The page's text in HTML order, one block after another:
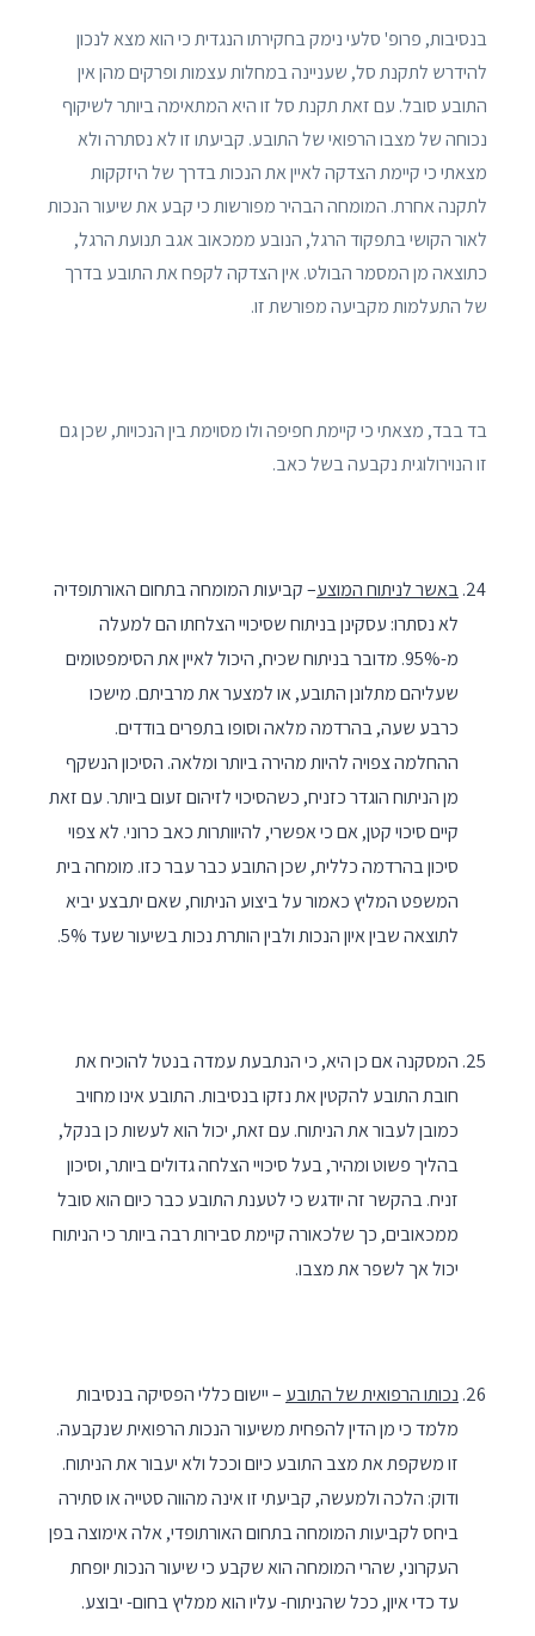
בנסיבות, פרופ' סלעי נימק בחקירתו הנגדית כי הוא מצא לנכון
להידרש לתקנת סל, שעניינה במחלות עצמות ופרקים מהן אין
התובע סובל. עם זאת תקנת סל זו היא המתאימה ביותר לשיקוף
נכוחה של מצבו הרפואי של התובע. קביעתו זו לא נסתרה ולא
מצאתי כי קיימת הצדקה לאיין את הנכות בדרך של היזקקות
לתקנה אחרת. המומחה הבהיר מפורשות כי קבע את שיעור הנכות
לאור הקושי בתפקוד הרגל, הנובע ממכאוב אגב תנועת הרגל,
כתוצאה מן המסמר הבולט. אין הצדקה לקפח את התובע בדרך
של התעלמות מקביעה מפורשת זו.
בד בבד, מצאתי כי קיימת חפיפה ולו מסוימת בין הנכויות, שכן גם
זו הנוירולוגית נקבעה בשל כאב.
באשר לניתוח המוצע– קביעות המומחה בתחום האורתופדיה
לא נסתרו: עסקינן בניתוח שסיכויי הצלחתו הם למעלה
מ-95%. מדובר בניתוח שכיח, היכול לאיין את הסימפטומים
שעליהם מתלונן התובע, או למצער את מרביתם. מישכו
כרבע שעה, בהרדמה מלאה וסופו בתפרים בודדים.
ההחלמה צפויה להיות מהירה ביותר ומלאה. הסיכון הנשקף
מן הניתוח הוגדר כזניח, כשהסיכוי לזיהום זעום ביותר. עם זאת
קיים סיכוי קטן, אם כי אפשרי, להיוותרות כאב כרוני. לא צפוי
סיכון בהרדמה כללית, שכן התובע כבר עבר כזו. מומחה בית
המשפט המליץ כאמור על ביצוע הניתוח, שאם יתבצע יביא
לתוצאה שבין איון הנכות ולבין הותרת נכות בשיעור שעד 5%.
המסקנה אם כן היא, כי הנתבעת עמדה בנטל להוכיח את
חובת התובע להקטין את נזקו בנסיבות. התובע אינו מחויב
כמובן לעבור את הניתוח. עם זאת, יכול הוא לעשות כן בנקל,
בהליך פשוט ומהיר, בעל סיכויי הצלחה גדולים ביותר, וסיכון
זניח. בהקשר זה יודגש כי לטענת התובע כבר כיום הוא סובל
ממכאובים, כך שלכאורה קיימת סבירות רבה ביותר כי הניתוח
יכול אך לשפר את מצבו.
נכותו הרפואית של התובע – יישום כללי הפסיקה בנסיבות
מלמד כי מן הדין להפחית משיעור הנכות הרפואית שנקבעה.
זו משקפת את מצב התובע כיום וככל ולא יעבור את הניתוח.
ודוק: הלכה ולמעשה, קביעתי זו אינה מהווה סטייה או סתירה
ביחס לקביעות המומחה בתחום האורתופדי, אלה אימוצה בפן
העקרוני, שהרי המומחה הוא שקבע כי שיעור הנכות יופחת
עד כדי איון, ככל שהניתוח- עליו הוא ממליץ בחום- יבוצע.